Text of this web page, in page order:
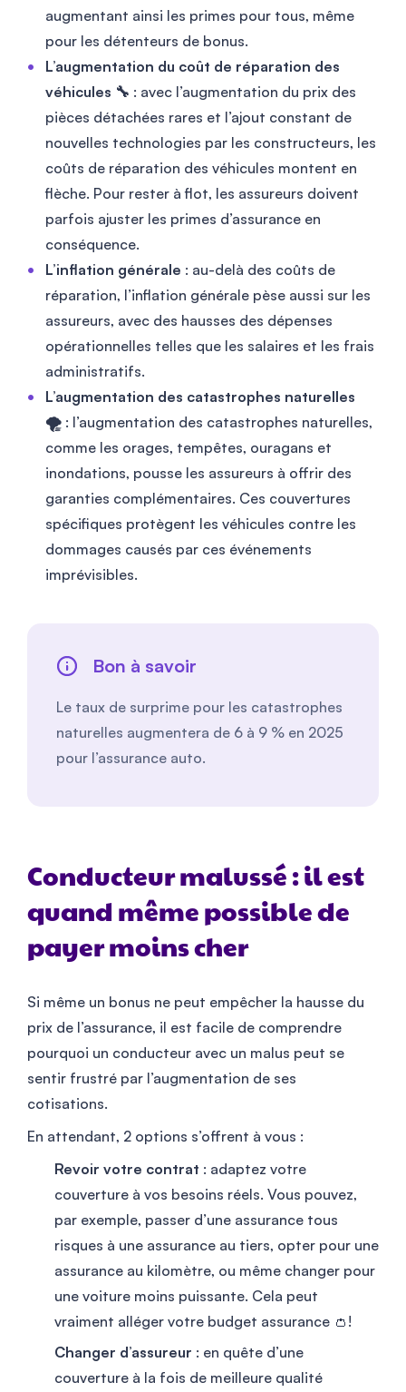
augmentant ainsi les primes pour tous, même
pour les détenteurs de bonus.
L’augmentation du coût de réparation des
véhicules 🔧 : avec l’augmentation du prix des
pièces détachées rares et l’ajout constant de
nouvelles technologies par les constructeurs, les
coûts de réparation des véhicules montent en
flèche. Pour rester à flot, les assureurs doivent
parfois ajuster les primes d’assurance en
conséquence.
L’inflation générale : au-delà des coûts de
réparation, l’inflation générale pèse aussi sur les
assureurs, avec des hausses des dépenses
opérationnelles telles que les salaires et les frais
administratifs.
L’augmentation des catastrophes naturelles
🌪️ : l’augmentation des catastrophes naturelles,
comme les orages, tempêtes, ouragans et
inondations, pousse les assureurs à offrir des
garanties complémentaires. Ces couvertures
spécifiques protègent les véhicules contre les
dommages causés par ces événements
imprévisibles.
Bon à savoir
Le taux de surprime pour les catastrophes
naturelles augmentera de 6 à 9 % en 2025
pour l’assurance auto.
Conducteur malussé : il est
quand même possible de
payer moins cher
Si même un bonus ne peut empêcher la hausse du
prix de l’assurance, il est facile de comprendre
pourquoi un conducteur avec un malus peut se
sentir frustré par l’augmentation de ses
cotisations.
En attendant, 2 options s’offrent à vous :
Revoir votre contrat : adaptez votre
couverture à vos besoins réels. Vous pouvez,
par exemple, passer d’une assurance tous
risques à une assurance au tiers, opter pour une
assurance au kilomètre, ou même changer pour
une voiture moins puissante. Cela peut
vraiment alléger votre budget assurance 👛!
Changer d’assureur : en quête d’une
couverture à la fois de meilleure qualité